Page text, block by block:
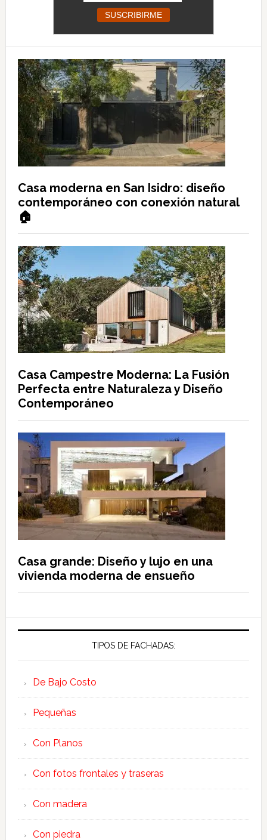
Casa moderna en San Isidro: diseño
contemporáneo con conexión natural
🏠
Casa Campestre Moderna: La Fusión
Perfecta entre Naturaleza y Diseño
Contemporáneo
Casa grande: Diseño y lujo en una
vivienda moderna de ensueño
TIPOS DE FACHADAS:
De Bajo Costo
Pequeñas
Con Planos
Con fotos frontales y traseras
Con madera
Con piedra